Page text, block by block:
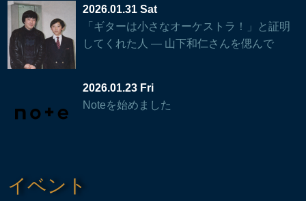
2026.01.31 Sat
「ギターは小さなオーケストラ！」と証明
してくれた人 — 山下和仁さんを偲んで
2026.01.23 Fri
Noteを始めました
イベント